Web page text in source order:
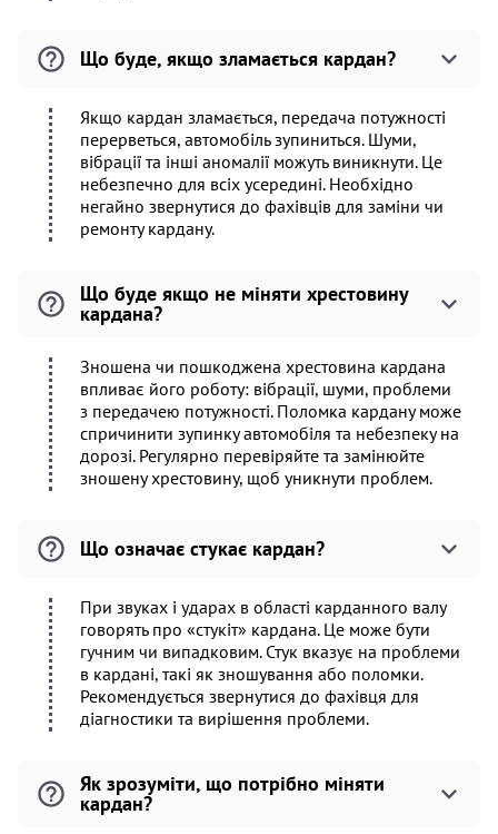
Що буде, якщо зламається кардан?
Якщо кардан зламається, передача потужності
перерветься, автомобіль зупиниться. Шуми,
вібрації та інші аномалії можуть виникнути. Це
небезпечно для всіх усередині. Необхідно
негайно звернутися до фахівців для заміни чи
ремонту кардану.
Що буде якщо не міняти хрестовину
кардана?
Зношена чи пошкоджена хрестовина кардана
впливає його роботу: вібрації, шуми, проблеми
з передачею потужності. Поломка кардану може
спричинити зупинку автомобіля та небезпеку на
дорозі. Регулярно перевіряйте та замінюйте
зношену хрестовину, щоб уникнути проблем.
Що означає стукає кардан?
При звуках і ударах в області карданного валу
говорять про «стукіт» кардана. Це може бути
гучним чи випадковим. Стук вказує на проблеми
в кардані, такі як зношування або поломки.
Рекомендується звернутися до фахівця для
діагностики та вирішення проблеми.
Як зрозуміти, що потрібно міняти
кардан?